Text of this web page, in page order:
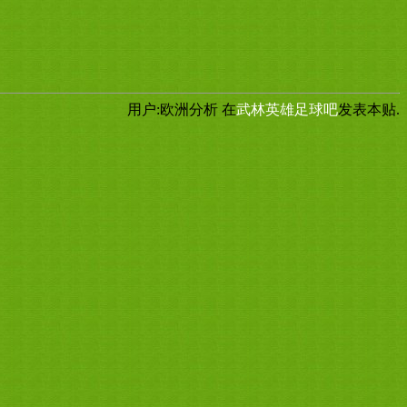
用户:欧洲分析 在武林英雄足球吧发表本贴.